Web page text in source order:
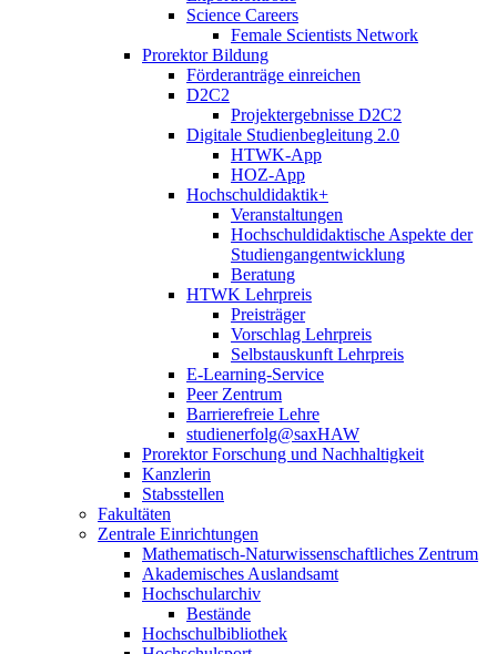
Science Careers
Female Scientists Network
Prorektor Bildung
Förderanträge einreichen
D2C2
Projektergebnisse D2C2
Digitale Studienbegleitung 2.0
HTWK-App
HOZ-App
Hochschuldidaktik+
Veranstaltungen
Hochschuldidaktische Aspekte der
Studiengangentwicklung
Beratung
HTWK Lehrpreis
Preisträger
Vorschlag Lehrpreis
Selbstauskunft Lehrpreis
E-Learning-Service
Peer Zentrum
Barrierefreie Lehre
studienerfolg@saxHAW
Prorektor Forschung und Nachhaltigkeit
Kanzlerin
Stabsstellen
Fakultäten
Zentrale Einrichtungen
Mathematisch-Naturwissenschaftliches Zentrum
Akademisches Auslandsamt
Hochschularchiv
Bestände
Hochschulbibliothek